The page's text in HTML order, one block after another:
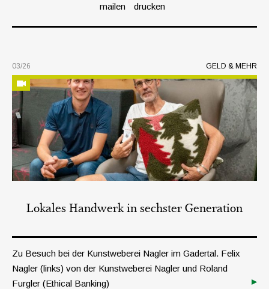
mailen drucken
GELD & MEHR
03/26
Lokales Handwerk in sechster Generation
Zu Besuch bei der Kunstweberei Nagler im Gadertal. Felix
Nagler (links) von der Kunstweberei Nagler und Roland
Furgler (Ethical Banking)